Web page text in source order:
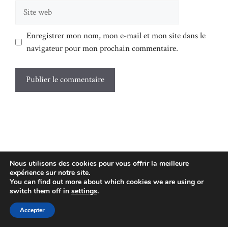
web
Enregistrer mon nom, mon e-mail et mon site dans le
navigateur pour mon prochain commentaire.
L'AUTEUR
Alex Lambert
Propriétaire d'une agence de location de voiture depuis
Nous utilisons des cookies pour vous offrir la meilleure
expérience sur notre site.
You can find out more about which cookies we are using or
switch them off in settings.
Accepter